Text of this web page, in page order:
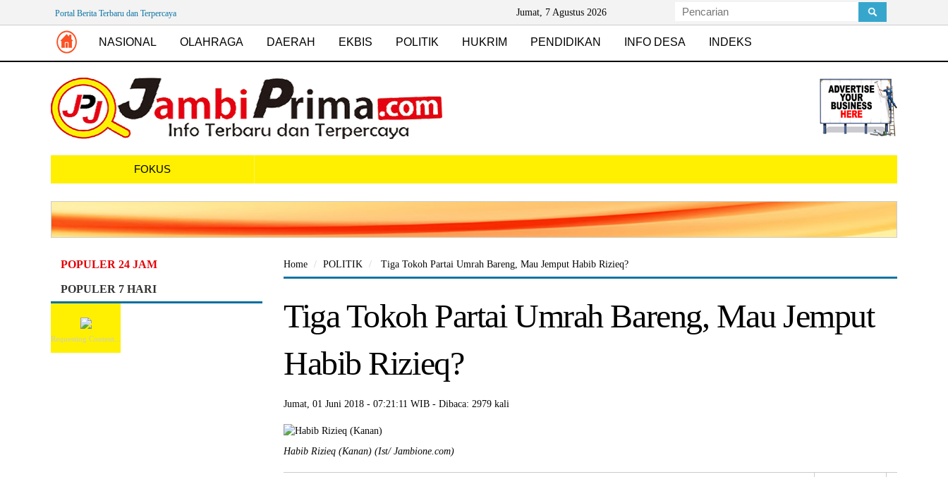
Portal Berita Terbaru dan Terpercaya Jumat, 7 Agustus 2026
NASIONAL OLAHRAGA DAERAH EKBIS POLITIK HUKRIM PENDIDIKAN INFO DESA INDEKS
FOKUS
POPULER 24 JAM
POPULER 7 HARI
Requesting Content...
Home POLITIK Tiga Tokoh Partai Umrah Bareng, Mau Jemput Habib Rizieq?
Tiga Tokoh Partai Umrah Bareng, Mau Jemput
Habib Rizieq?
Jumat, 01 Juni 2018 - 07:21:11 WIB - Dibaca: 2979 kali
Habib Rizieq (Kanan) (Ist/ Jambione.com)